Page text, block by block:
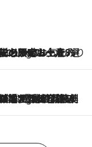
Ago
ニューアルした「ディーン＆デルーカ ハワイ」で必須のお土産8選
脳ルネサンス
Ago